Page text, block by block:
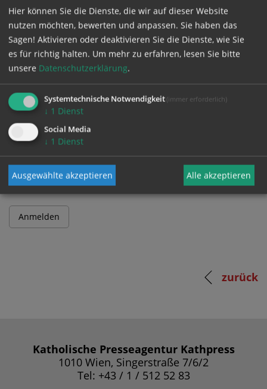
GESCHÜTZTER BEREICH
Bitte melden Sie sich mit Ihrem Benutzernamen
und Passwort an.
Benutzername
zurück
Katholische Presseagentur Kathpress
1010 Wien, Singerstraße 7/6/2
Tel: +43 / 1 / 512 52 83
Hier können Sie die Dienste, die wir auf dieser Website
nutzen möchten, bewerten und anpassen. Sie haben das
Sagen! Aktivieren oder deaktivieren Sie die Dienste, wie Sie
es für richtig halten. Um mehr zu erfahren, lesen Sie bitte
unsere Datenschutzerklärung.
Systemtechnische Notwendigkeit (immer erforderlich)
↓ 1 Dienst
Social Media
↓ 1 Dienst
Ausgewählte akzeptieren Alle akzeptieren